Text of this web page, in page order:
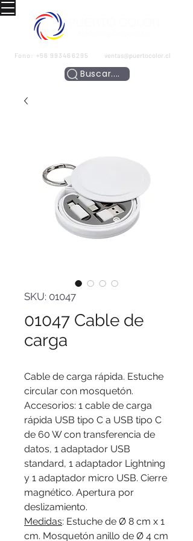
Fono: +56 993466295 ventas@puertocolor.cl
Buscar....
SKU: 01047
01047 Cable de
carga
Cable de carga rápida. Estuche
circular con mosquetón.
Accesorios: 1 cable de carga
rápida USB tipo C a USB tipo C
de 60 W con transferencia de
datos, 1 adaptador USB
standard, 1 adaptador Lightning
y 1 adaptador micro USB. Cierre
magnético. Apertura por
deslizamiento.
Medidas: Estuche de Ø 8 cm x 1
cm. Mosquetón anillo de Ø 4 cm